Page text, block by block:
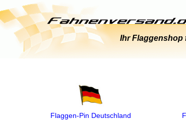
Ihr Flaggenshop
Flaggen‑Pin Deutschland